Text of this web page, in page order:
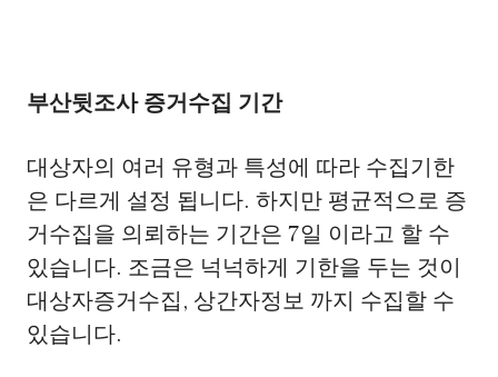
부산뒷조사 증거수집 기간
대상자의 여러 유형과 특성에 따라 수집기한
은 다르게 설정 됩니다. 하지만 평균적으로 증
거수집을 의뢰하는 기간은 7일 이라고 할 수
있습니다. 조금은 넉넉하게 기한을 두는 것이
대상자증거수집, 상간자정보 까지 수집할 수
있습니다.